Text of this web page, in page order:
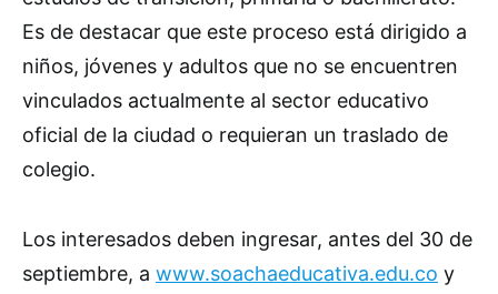
Es de destacar que este proceso está dirigido a
niños, jóvenes y adultos que no se encuentren
vinculados actualmente al sector educativo
oficial de la ciudad o requieran un traslado de
colegio.
Los interesados deben ingresar, antes del 30 de
septiembre, a www.soachaeducativa.edu.co y